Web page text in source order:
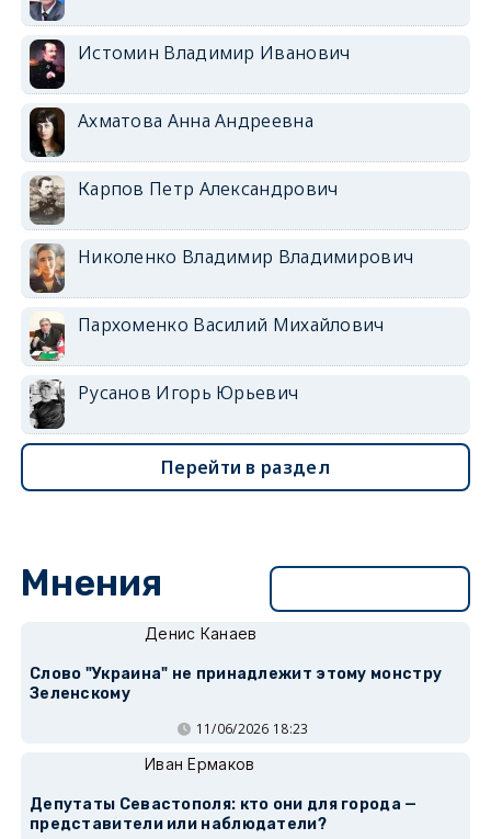
Истомин Владимир Иванович
Ахматова Анна Андреевна
Карпов Петр Александрович
Николенко Владимир Владимирович
Пархоменко Василий Михайлович
Русанов Игорь Юрьевич
Перейти в раздел
Мнения
Денис Канаев
Слово "Украина" не принадлежит этому монстру
Зеленскому
11/06/2026 18:23
Иван Ермаков
Депутаты Севастополя: кто они для города —
представители или наблюдатели?